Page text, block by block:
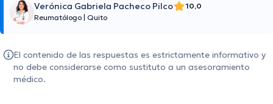
Verónica Gabriela Pacheco Pilco
10,0
Reumatólogo Quito
El contenido de las respuestas es estrictamente informativo y
no debe considerarse como sustituto a un asesoramiento
médico.